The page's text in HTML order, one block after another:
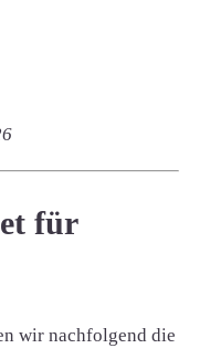
für
wir nachfolgend die